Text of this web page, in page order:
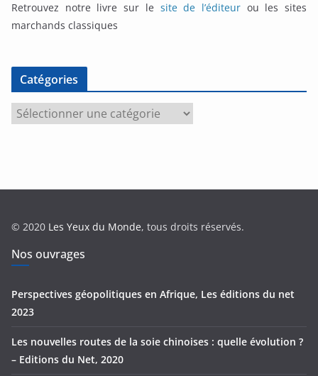
Retrouvez notre livre sur le site de l’éditeurou les sites
marchands classiques
Catégories
a
e
s
© 2020 Les Yeux du Monde, tous droits réservés.
Nos ouvrages
Perspectives géopolitiques en Afrique, Les éditions du net
2023
Les nouvelles routes de la soie chinoises : quelle évolution ?
– Editions du Net, 2020